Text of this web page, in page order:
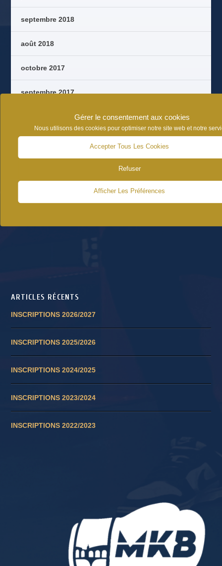
Gérer le consentement aux cookies
Nous utilisons des cookies pour optimiser notre site web et notre
Accepter Tous Les Cookies
Refuser
Afficher Les Préférences
septembre 2018
août 2018
octobre 2017
septembre 2017
CATÉGORIES D’ARTICLES
ARTICLES RÉCENTS
INSCRIPTIONS 2026/2027
INSCRIPTIONS 2025/2026
INSCRIPTIONS 2024/2025
INSCRIPTIONS 2023/2024
INSCRIPTIONS 2022/2023